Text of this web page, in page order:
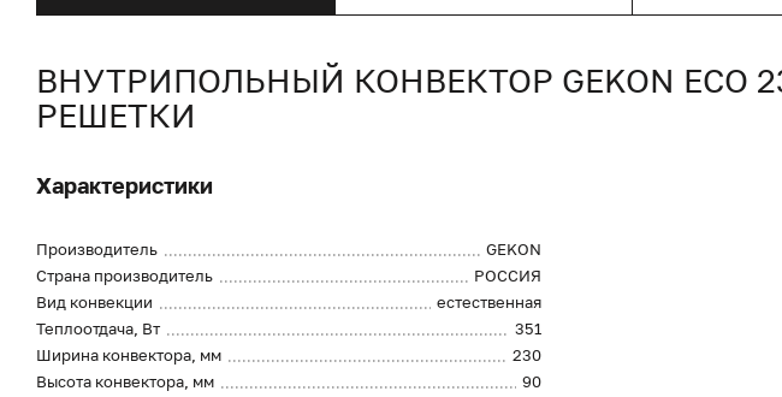
ВНУТРИПОЛЬНЫЙ КОНВЕКТОР GEKON ECO
РЕШЕТКИ
Характеристики
Производитель
GEKON
Страна производитель
РОССИЯ
Вид конвекции
естественная
Теплоотдача, Вт
351
Ширина конвектора, мм
230
Высота конвектора, мм
90